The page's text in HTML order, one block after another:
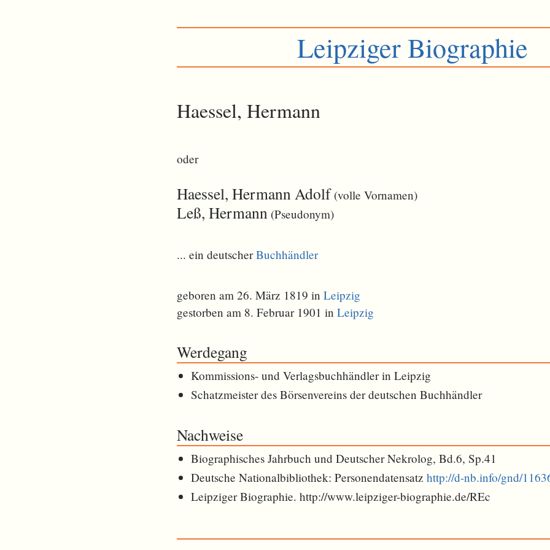
Leipziger Biographie
Haessel, Hermann
oder
Haessel, Hermann Adolf(volle Vornamen)
Leß, Hermann (Pseudonym)
... ein deutscherBuchhändler
geboren am 26. März 1819 in Leipzig
gestorben am 8. Februar 1901 in Leipzig
Werdegang
Kommissions- und Verlagsbuchhändler in Leipzig
Schatzmeister des Börsenvereins der deutschen Buchhändler
Nachweise
Biographisches Jahrbuch und Deutscher Nekrolog, Bd.6, Sp.41
Deutsche Nationalbibliothek: Personendatensatzhttp://d-nb.info/gnd/
Leipziger Biographie. http://www.leipziger-biographie.de/REc